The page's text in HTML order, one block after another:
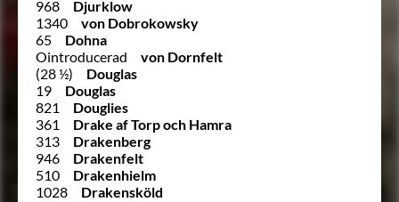
968
Djurklow
1340
von Dobrokowsky
65
Dohna
Ointroducerad
von Dornfelt
(28 ½)
Douglas
19
Douglas
821
Douglies
361
Drake af Torp och Hamra
313
Drakenberg
946
Drakenfelt
510
Drakenhielm
1028
Drakensköld